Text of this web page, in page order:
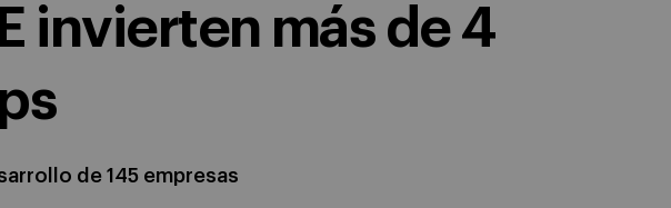
invierten más de 4
de 145 empresas